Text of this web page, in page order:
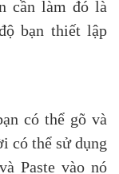
cần làm đó là
bạn thiết lập
có thể gõ và
có thể sử dụng
Paste vào nó